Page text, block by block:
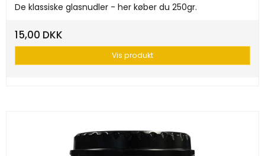
De klassiske glasnudler - her køber du 250gr.
15,00 DKK
Vis produkt